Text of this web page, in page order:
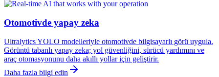
Otomotivde yapay zeka
Ultralytics YOLO modelleriyle otomotivde bilgisayarlı görü uygula.
Görüntü tabanlı yapay zeka; yol güvenliğini, sürücü yardımını ve
araç otomasyonunu daha akıllı yollar için geliştirir.
Daha fazla bilgi edin